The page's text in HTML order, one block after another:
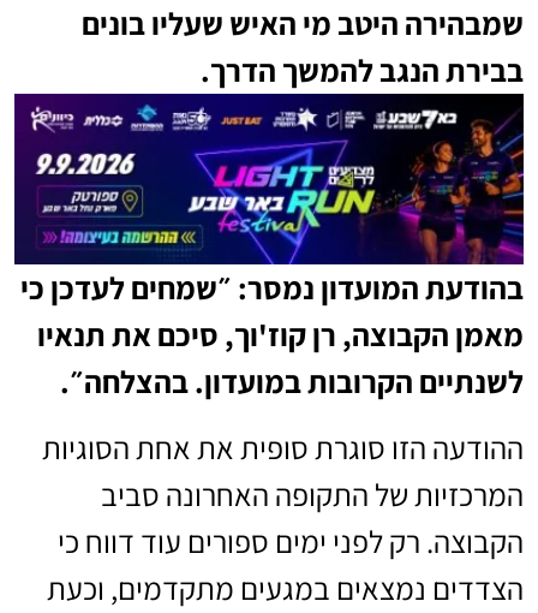
שמבהירה היטב מי האיש שעליו בונים
בבירת הנגב להמשך הדרך.
בהודעת המועדון נמסר: ״שמחים לעדכן כי
מאמן הקבוצה, רן קוז'וך, סיכם את תנאיו
לשנתיים הקרובות במועדון. בהצלחה״.
ההודעה הזו סוגרת סופית את אחת הסוגיות
המרכזיות של התקופה האחרונה סביב
הקבוצה. רק לפני ימים ספורים עוד דווח כי
הצדדים נמצאים במגעים מתקדמים, וכעת